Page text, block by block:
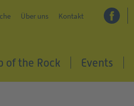
Über uns Kontakt
of the Rock Events